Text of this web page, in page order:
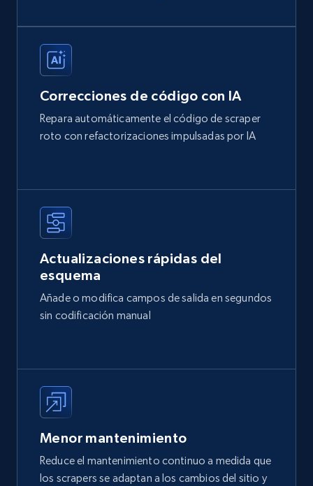
Correcciones de código con IA
Repara automáticamente el código de scraper
roto con refactorizaciones impulsadas por IA
Actualizaciones rápidas del
esquema
Añade o modifica campos de salida en segundos
sin codificación manual
Menor mantenimiento
Reduce el mantenimiento continuo a medida que
los scrapers se adaptan a los cambios del sitio y